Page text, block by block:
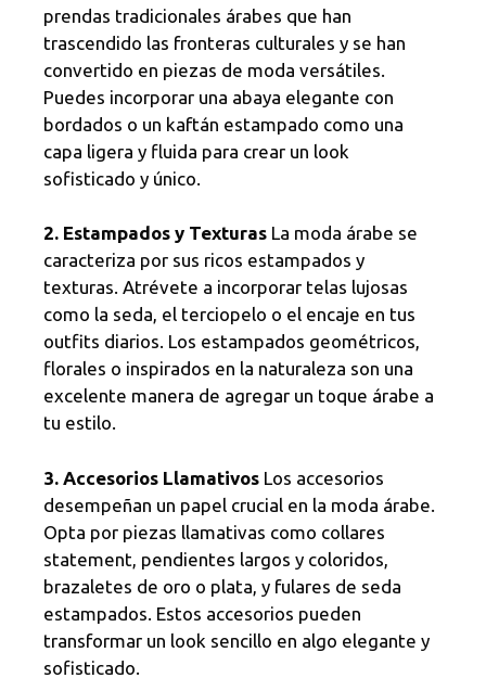
prendas tradicionales árabes que han
trascendido las fronteras culturales y se han
convertido en piezas de moda versátiles.
Puedes incorporar una abaya elegante con
bordados o un kaftán estampado como una
capa ligera y fluida para crear un look
sofisticado y único.
2. Estampados y Texturas La moda árabe se
caracteriza por sus ricos estampados y
texturas. Atrévete a incorporar telas lujosas
como la seda, el terciopelo o el encaje en tus
outfits diarios. Los estampados geométricos,
florales o inspirados en la naturaleza son una
excelente manera de agregar un toque árabe a
tu estilo.
3. Accesorios Llamativos Los accesorios
desempeñan un papel crucial en la moda árabe.
Opta por piezas llamativas como collares
statement, pendientes largos y coloridos,
brazaletes de oro o plata, y fulares de seda
estampados. Estos accesorios pueden
transformar un look sencillo en algo elegante y
sofisticado.